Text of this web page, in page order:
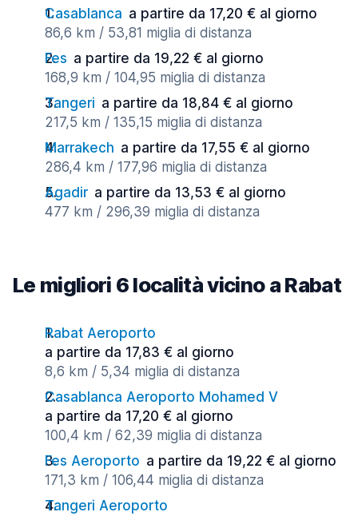
Casablanca a partire da 17,20 € al giorno
86,6 km / 53,81 miglia di distanza
Fes a partire da 19,22 € al giorno
168,9 km / 104,95 miglia di distanza
Tangeri a partire da 18,84 € al giorno
217,5 km / 135,15 miglia di distanza
Marrakech a partire da 17,55 € al giorno
286,4 km / 177,96 miglia di distanza
Agadir a partire da 13,53 € al giorno
477 km / 296,39 miglia di distanza
Le migliori 6 località vicino a Rabat
Rabat Aeroporto
a partire da 17,83 € al giorno
8,6 km / 5,34 miglia di distanza
Casablanca Aeroporto Mohamed V
a partire da 17,20 € al giorno
100,4 km / 62,39 miglia di distanza
Fes Aeroporto a partire da 19,22 € al giorno
171,3 km / 106,44 miglia di distanza
Tangeri Aeroporto